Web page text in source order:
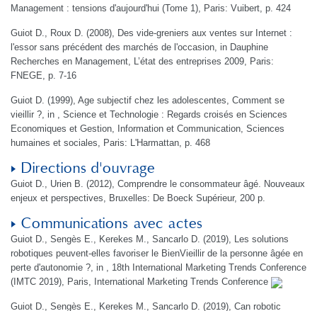
Management : tensions d'aujourd'hui (Tome 1), Paris: Vuibert, p. 424
Guiot D., Roux D. (2008), Des vide-greniers aux ventes sur Internet :
l'essor sans précédent des marchés de l'occasion, in Dauphine
Recherches en Management, L’état des entreprises 2009, Paris:
FNEGE, p. 7-16
Guiot D. (1999), Age subjectif chez les adolescentes, Comment se
vieillir ?, in , Science et Technologie : Regards croisés en Sciences
Economiques et Gestion, Information et Communication, Sciences
humaines et sociales, Paris: L'Harmattan, p. 468
Directions d'ouvrage
Guiot D., Urien B. (2012), Comprendre le consommateur âgé. Nouveaux
enjeux et perspectives, Bruxelles: De Boeck Supérieur, 200 p.
Communications avec actes
Guiot D., Sengès E., Kerekes M., Sancarlo D. (2019), Les solutions
robotiques peuvent-elles favoriser le BienVieillir de la personne âgée en
perte d'autonomie ?, in , 18th International Marketing Trends Conference
(IMTC 2019), Paris, International Marketing Trends Conference
Guiot D., Sengès E., Kerekes M., Sancarlo D. (2019), Can robotic